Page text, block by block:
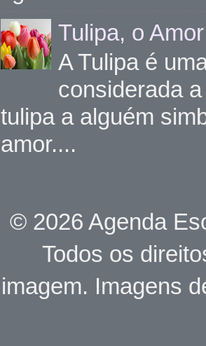
Tulipa, o
A Tulipa é
considerada
tulipa a alguém
amor....
© 2026 Agenda
Todos os
imagem. Imagens